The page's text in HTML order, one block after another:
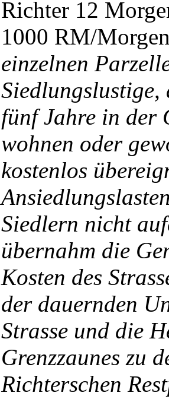
Richter 12
1000 RM/
einzelnen
Siedlungslustige,
fünf Jahre in der
wohnen oder
kostenlos
Siedlern nicht
übernahm die
Kosten des
der dauernden
Strasse und die
Grenzzaunes zu
Richterschen